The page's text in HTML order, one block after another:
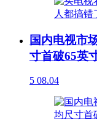
国内电视市
寸首破65英
5 08.04